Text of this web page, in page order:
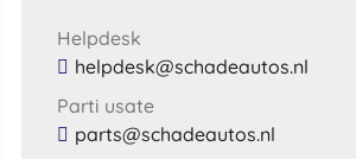
Helpdesk
helpdesk@schadeautos.nl
Parti usate
parts@schadeautos.nl